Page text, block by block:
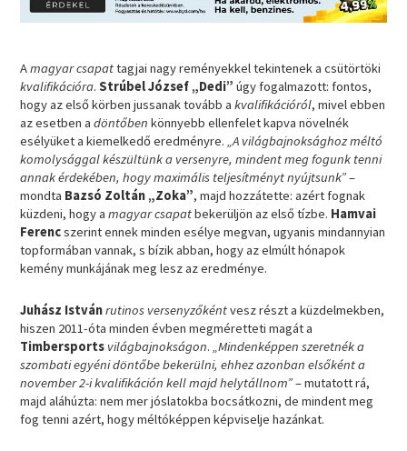
Amagyar csapattagjai nagy reményekkel tekintenek a csütörtöki
kvalifikációra.Strúbel József „Dedi” úgy fogalmazott: fontos,
hogy az első körben jussanak tovább akvalifikációról, mivel ebben
az esetben adöntőben könnyebb ellenfelet kapva növelnék
esélyüket a kiemelkedő eredményre. „A világbajnoksághoz méltó
komolysággal készültünk a versenyre, mindent meg fogunk tenni
annak érdekében, hogy maximális teljesítményt nyújtsunk”–
mondta Bazsó Zoltán „Zoka”, majd hozzátette: azért fognak
küzdeni, hogy amagyar csapatbekerüljön az első tízbe. Hamvai
Ferencszerint ennek minden esélye megvan, ugyanis mindannyian
topformában vannak, s bízik abban, hogy az elmúlt hónapok
kemény munkájának meg lesz az eredménye.
Juhász Istvánrutinos versenyzőkéntvesz részt a küzdelmekben,
hiszen 2011-óta minden évben megméretteti magát a
Timbersports világbajnokságon.„Mindenképpen szeretnék a
szombati egyéni döntőbe bekerülni, ehhez azonban elsőként a
november 2-i kvalifikáción kell majd helytállnom”– mutatott rá,
majd aláhúzta: nem mer jóslatokba bocsátkozni, de mindent meg
fog tenni azért, hogy méltóképpen képviselje hazánkat.